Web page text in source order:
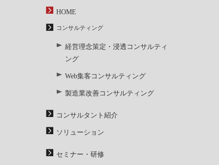
HOME
コンサルティング
経営理念策定・浸透コンサルティ
ング
Web集客コンサルティング
製造業改善コンサルティング
コンサルタント紹介
ソリューション
セミナー・研修